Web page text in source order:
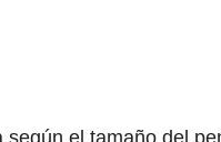
el tamaño del